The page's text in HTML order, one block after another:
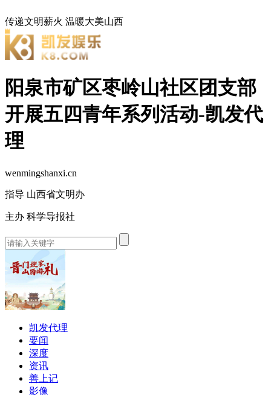
传递文明薪火 温暖大美山西
阳泉市矿区枣岭山社区团支部
开展五四青年系列活动-凯发代
理
wenmingshanxi.cn
指导 山西省文明办
主办 科学导报社
凯发代理
要闻
深度
资讯
善上记
影像